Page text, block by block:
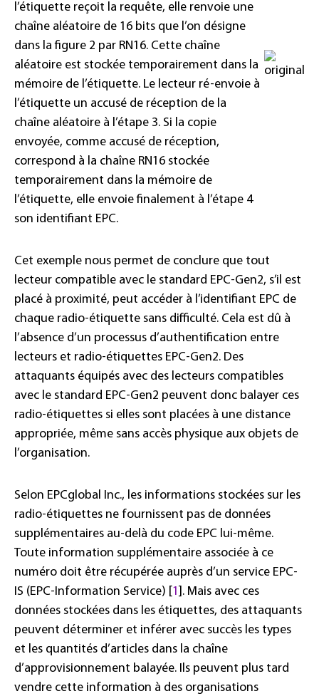
l’étiquette reçoit la requête, elle renvoie une
chaîne aléatoire de 16 bits que l’on désigne
dans la figure 2 par RN16. Cette chaîne
aléatoire est stockée temporairement dans la
mémoire de l’étiquette. Le lecteur ré-envoie à
l’étiquette un accusé de réception de la
chaîne aléatoire à l’étape 3. Si la copie
envoyée, comme accusé de réception,
correspond à la chaîne RN16 stockée
temporairement dans la mémoire de
l’étiquette, elle envoie finalement à l’étape 4
son identifiant EPC.
Cet exemple nous permet de conclure que tout
lecteur compatible avec le standard EPC-Gen2, s’il est
placé à proximité, peut accéder à l’identifiant EPC de
chaque radio-étiquette sans difficulté. Cela est dû à
l’absence d’un processus d’authentification entre
lecteurs et radio-étiquettes EPC-Gen2. Des
attaquants équipés avec des lecteurs compatibles
avec le standard EPC-Gen2 peuvent donc balayer ces
radio-étiquettes si elles sont placées à une distance
appropriée, même sans accès physique aux objets de
l’organisation.
Selon EPCglobal Inc., les informations stockées sur les
radio-étiquettes ne fournissent pas de données
supplémentaires au-delà du code EPC lui-même.
Toute information supplémentaire associée à ce
numéro doit être récupérée auprès d’un service EPC-
IS (EPC-Information Service) [1]. Mais avec ces
données stockées dans les étiquettes, des attaquants
peuvent déterminer et inférer avec succès les types
et les quantités d’articles dans la chaîne
d’approvisionnement balayée. Ils peuvent plus tard
vendre cette information à des organisations